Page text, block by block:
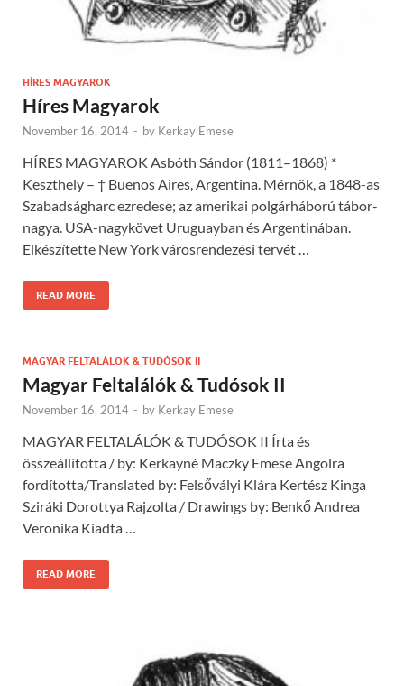
HÍRES MAGYAROK
Híres Magyarok
November 16, 2014 - by Kerkay Emese
HÍRES MAGYAROK Asbóth Sándor (1811–18­68) *
Keszthely – † Buenos Aires, Argentina. Mérnök, a 1848-as
Szabad­ságharc ezredese; az amerikai polgárhá­ború tábor­
nagya. USA-nagy­követ Uru­guay­ban és Argentinában.
Elkészítette New York városren­dezési ter­vét …
READ MORE
MAGYAR FELTALÁLOK & TUDÓSOK II
Magyar Feltalálók & Tudósok II
November 16, 2014 - by Kerkay Emese
MAGYAR FELTALÁLÓK & TUDÓSOK II Írta és
összeállította / by: Kerkayné Maczky Emese Angolra
fordította/Translated by: Felsővályi Klára Kertész Kinga
Sziráki Dorottya Rajzolta / Drawings by: Benkő Andrea
Veronika Kiadta …
READ MORE